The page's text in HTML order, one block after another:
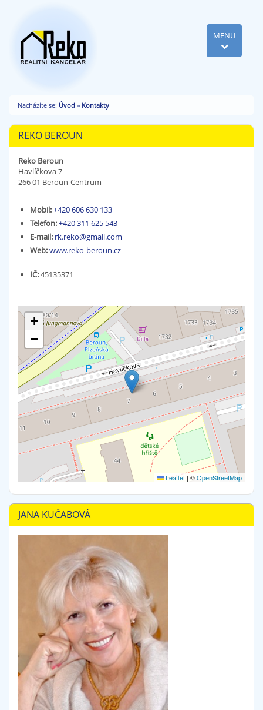
MENU
Nacházíte se: Úvod » Kontakty
REKO BEROUN
Reko Beroun
Havlíčkova 7
266 01 Beroun-Centrum
Mobil:+420 606 630 133
Telefon:+420 311 625 543
E-mail: rk.reko@gmail.com
Web:www.reko-beroun.cz
IČ:45135371
+
−
Leaflet | ©OpenStreetMap
JANA KUČABOVÁ